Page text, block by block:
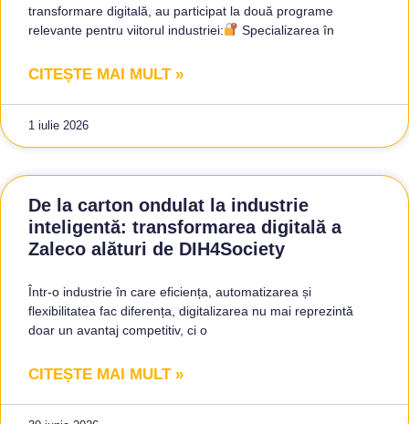
transformare digitală, au participat la două programe
relevante pentru viitorul industriei:
Specializarea în
CITEȘTE MAI MULT »
1 iulie 2026
De la carton ondulat la industrie
inteligentă: transformarea digitală a
Zaleco alături de DIH4Society
Într-o industrie în care eficiența, automatizarea și
flexibilitatea fac diferența, digitalizarea nu mai reprezintă
doar un avantaj competitiv, ci o
CITEȘTE MAI MULT »